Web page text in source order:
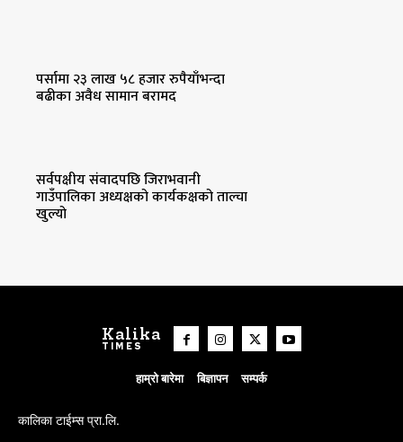
पर्सामा २३ लाख ५८ हजार रुपैयाँभन्दा
बढीका अवैध सामान बरामद
सर्वपक्षीय संवादपछि जिराभवानी
गाउँपालिका अध्यक्षको कार्यकक्षको ताल्चा
खुल्यो
Kalika
TIMES
हाम्रो बारेमा बिज्ञापन सम्पर्क
कालिका टाईम्स प्रा.लि.